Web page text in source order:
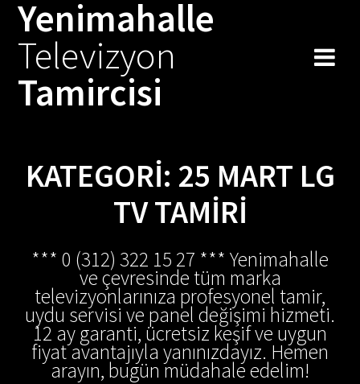
Skip
to
Yenimahalle
Televizyon
Tamircisi
KATEGORI: 25 MART LG
TV TAMIRI
*** 0 (312) 322 15 27 *** Yenimahalle
ve çevresinde tüm marka
televizyonlarınıza profesyonel tamir,
uydu servisi ve panel değişimi hizmeti.
12 ay garanti, ücretsiz keşif ve uygun
fiyat avantajıyla yanınızdayız. Hemen
arayın, bugün müdahale edelim!